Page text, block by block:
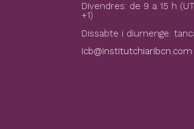
Divendres: de 9 a 15 h
+1)
Dissabte i diumenge:
icb@institutchiaribcn.com